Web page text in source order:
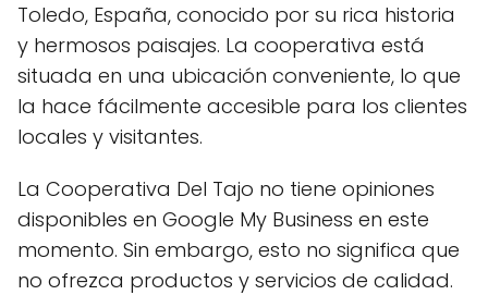
Toledo, España, conocido por su rica historia
y hermosos paisajes. La cooperativa está
situada en una ubicación conveniente, lo que
la hace fácilmente accesible para los clientes
locales y visitantes.
La Cooperativa Del Tajo no tiene opiniones
disponibles en Google My Business en este
momento. Sin embargo, esto no significa que
no ofrezca productos y servicios de calidad.